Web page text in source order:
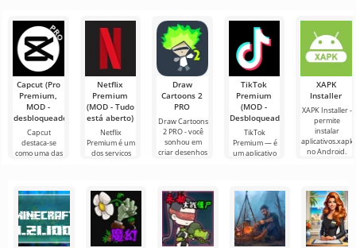
para Android
que oferece
infinitas
os jogadores
assumem o
papel de
um simulador
de transporte
de carga e um
Capcut (Pro
Premium,
MOD -
desbloqueado)
Capcut
destaca-se
como uma das
para edição de
vídeo,
garantindo um
Netflix
Premium
(MOD - Tudo
está aberto)
Netflix
Premium é um
dos serviços
programas de
TV em
Draw
Cartoons 2
PRO
Draw Cartoons
2 PRO - você
sonhou em
criar desenhos
até
TikTok
Premium
(MOD -
Desbloqueado)
TikTok
Premium — é
um aplicativo
outros
usuários ou
encontrar
XAPK
Installer
XAPK Installer -
permite
instalar
aplicativos.xapk
no Android.